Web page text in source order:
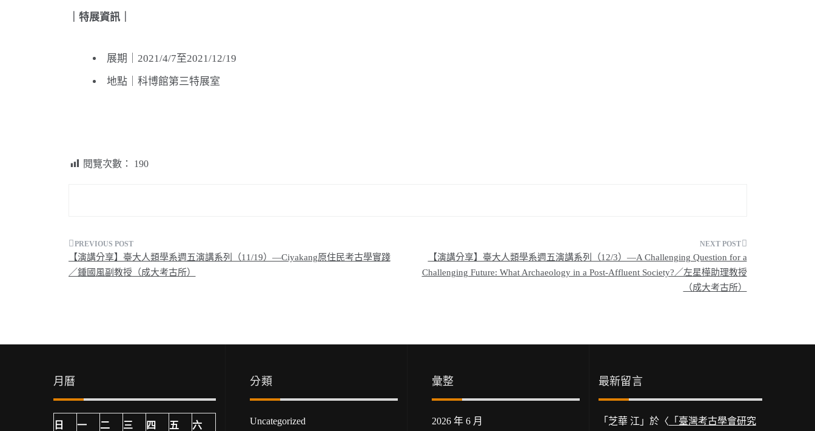
｜特展資訊｜
展期｜2021/4/7至2021/12/19
地點｜科博館第三特展室
閱覽次數： 190
文
章
【演講分享】臺大人類學系週五演講系列（11/19）—Ciyakang原住民考古學實踐
／鍾國風副教授（成大考古所）
【演講分享】臺大人類學系週五演講系列（12/3）—A Challenging Question for a
Challenging Future: What Archaeology in a Post-Affluent Society?／左星樺助理教授
（成大考古所）
月曆
日 一 二 三 四 五 六
分類
Uncategorized
彙整
2026 年 6 月
最新留言
「 芝華 江 」於〈 「臺灣考古學會研究